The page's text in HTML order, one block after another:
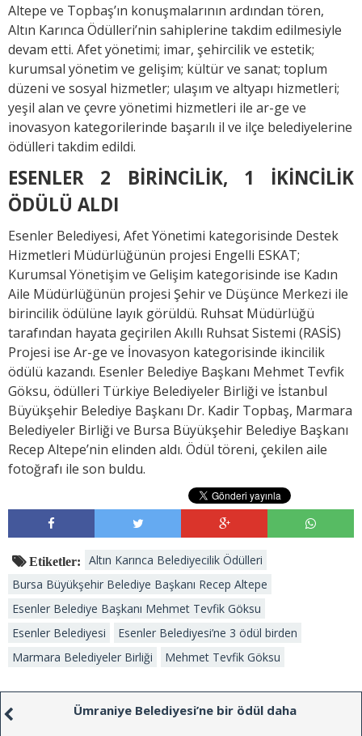
Altepe ve Topbaş’ın konuşmalarının ardından tören,
Altın Karınca Ödülleri’nin sahiplerine takdim edilmesiyle
devam etti. Afet yönetimi; imar, şehircilik ve estetik;
kurumsal yönetim ve gelişim; kültür ve sanat; toplum
düzeni ve sosyal hizmetler; ulaşım ve altyapı hizmetleri;
yeşil alan ve çevre yönetimi hizmetleri ile ar-ge ve
inovasyon kategorilerinde başarılı il ve ilçe belediyelerine
ödülleri takdim edildi.
ESENLER 2 BİRİNCİLİK, 1 İKİNCİLİK
ÖDÜLÜ ALDI
Esenler Belediyesi, Afet Yönetimi kategorisinde Destek
Hizmetleri Müdürlüğünün projesi Engelli ESKAT;
Kurumsal Yönetişim ve Gelişim kategorisinde ise Kadın
Aile Müdürlüğünün projesi Şehir ve Düşünce Merkezi ile
birincilik ödülüne layık görüldü. Ruhsat Müdürlüğü
tarafından hayata geçirilen Akıllı Ruhsat Sistemi (RASİS)
Projesi ise Ar-ge ve İnovasyon kategorisinde ikincilik
ödülü kazandı. Esenler Belediye Başkanı Mehmet Tevfik
Göksu, ödülleri Türkiye Belediyeler Birliği ve İstanbul
Büyükşehir Belediye Başkanı Dr. Kadir Topbaş, Marmara
Belediyeler Birliği ve Bursa Büyükşehir Belediye Başkanı
Recep Altepe’nin elinden aldı. Ödül töreni, çekilen aile
fotoğrafı ile son buldu.
Etiketler:
Altın Karınca Belediyecilik Ödülleri
Bursa Büyükşehir Belediye Başkanı Recep Altepe
Esenler Belediye Başkanı Mehmet Tevfik Göksu
Esenler Belediyesi
Esenler Belediyesi’ne 3 ödül birden
Marmara Belediyeler Birliği
Mehmet Tevfik Göksu
Ümraniye Belediyesi’ne bir ödül daha